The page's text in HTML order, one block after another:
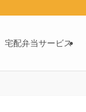
宅配弁当サービス